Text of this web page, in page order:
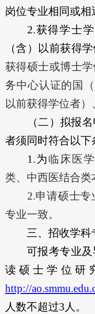
岗位专业相同或相
2.获得学士
（含）
以前获得学
获得硕士或博士
务中心认证的国
以前获得学位者
（二） 拟报名
者须同时符合以下
1.为 临床医
类、中西医结合
2.申请硕士专
专业一致。
三、招收学科
可报考专业
读硕士学位研
http://
人数不超过3人。